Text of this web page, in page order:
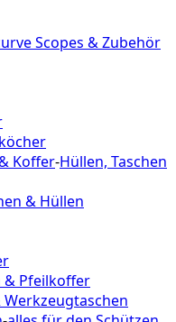
Scopes & Zubehör
Koffer-Hüllen, Taschen
& Hüllen
Pfeilkoffer